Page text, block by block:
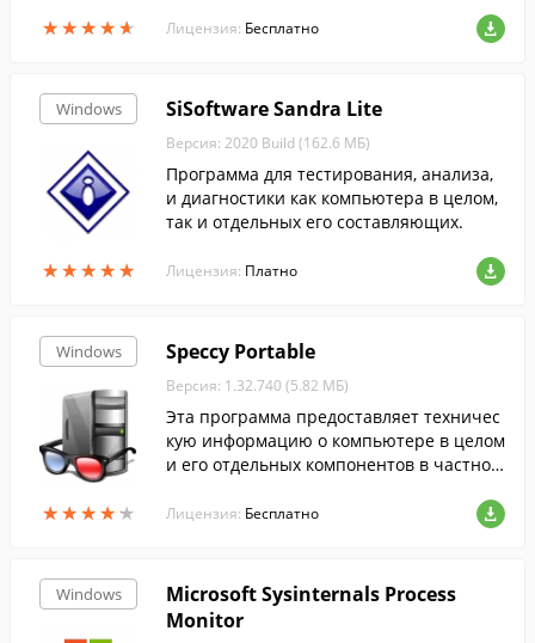
★★★★★
★★★★★ Лицензия: Бесплатно
Windows
★★★★★
★★★★★
SiSoftware Sandra Lite
Версия: 2020 Build (162.6 МБ)
Программа для тестирования, анализа,
и диагностики как компьютера в целом,
так и отдельных его составляющих.
Лицензия: Платно
Windows
★★★★★
★★★★★
Speccy Portable
Версия: 1.32.740 (5.82 МБ)
Эта программа предоставляет техничес
кую информацию о компьютере в целом
и его отдельных компонентов в частнос
Лицензия: Бесплатно
Windows
Microsoft Sysinternals Process
Monitor